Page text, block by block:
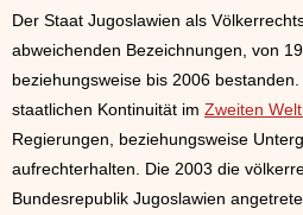
Der Staat Jugoslawien als
abweichenden Bezeichnungen, von
beziehungsweise bis 2006
staatlichen Kontinuität im Zweiten
Regierungen, beziehungsweise
aufrechterhalten. Die 2003 die
Bundesrepublik Jugoslawien